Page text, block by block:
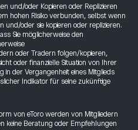
und/oder Kopieren oder Replizieren
hohen Risiko verbunden, selbst wenn
und/oder sie kopieren oder replizieren.
Sie möglicherweise den
oder Tradern folgen/kopieren,
oder finanzielle Situation von Ihrer
in der Vergangenheit eines Mitglieds
Indikator für seine zukünftige
von eToro werden von Mitgliedern
keine Beratung oder Empfehlungen